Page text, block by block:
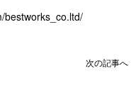
bestworks_co.ltd/
次の記事へ